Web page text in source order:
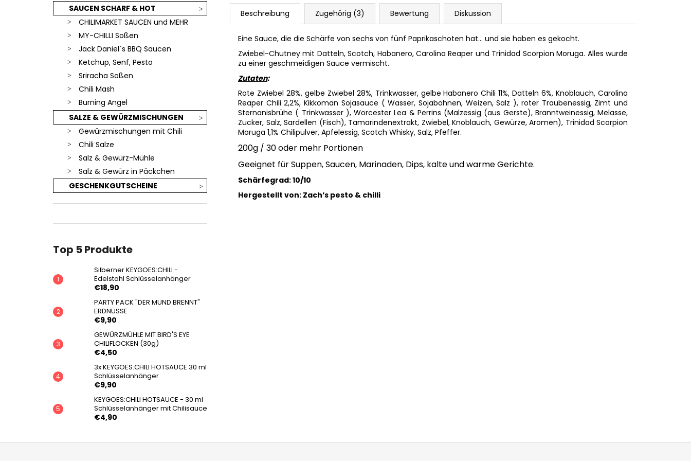
SAUCEN SCHARF & HOT
CHILIMARKET SAUCEN und MEHR
MY-CHILLI Soßen
Jack Daniel´s BBQ Saucen
Ketchup, Senf, Pesto
Sriracha Soßen
Chili Mash
Burning Angel
SALZE & GEWÜRZMISCHUNGEN
Gewürzmischungen mit Chili
Chili Salze
Salz & Gewürz-Mühle
Salz & Gewürz in Päckchen
GESCHENKGUTSCHEINE
Top 5 Produkte
Silberner KEYGOES:CHILI -
Edelstahl Schlüsselanhänger
€18,90
PARTY PACK "DER MUND BRENNT"
ERDNÜSSE
€9,90
GEWÜRZMÜHLE MIT BIRD'S EYE
CHILIFLOCKEN (30g)
€4,50
3x KEYGOES:CHILI HOTSAUCE 30 ml
Schlüsselanhänger
€9,90
KEYGOES:CHILI HOTSAUCE - 30 ml
Schlüsselanhänger mit Chilisauce
€4,90
Beschreibung Zugehörig (3) Bewertung Diskussion
Eine Sauce, die die Schärfe von sechs von fünf Paprikaschoten hat... und sie haben es gekocht.
Zwiebel-Chutney mit Datteln, Scotch, Habanero, Carolina Reaper und Trinidad Scorpion Moruga. Alles wurde
zu einer geschmeidigen Sauce vermischt.
Zutaten:
Rote Zwiebel 28%, gelbe Zwiebel 28%, Trinkwasser, gelbe Habanero Chili 11%, Datteln 6%, Knoblauch, Carolina
Reaper Chili 2,2%, Kikkoman Sojasauce ( Wasser, Sojabohnen, Weizen, Salz ), roter Traubenessig, Zimt und
Sternanisbrühe ( Trinkwasser ), Worcester Lea & Perrins (Malzessig (aus Gerste), Branntweinessig, Melasse,
Zucker, Salz, Sardellen (Fisch), Tamarindenextrakt, Zwiebel, Knoblauch, Gewürze, Aromen), Trinidad Scorpion
Moruga 1,1% Chilipulver, Apfelessig, Scotch Whisky, Salz, Pfeffer.
200g / 30 oder mehr Portionen
Geeignet für Suppen, Saucen, Marinaden, Dips, kalte und warme Gerichte.
Schärfegrad: 10/10
Hergestellt von: Zach’s pesto & chilli
F